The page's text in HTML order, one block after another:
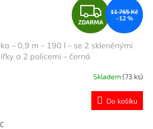
Z
D
A
R
M
A
ZDARMA
11 765 Kč
–12 %
– 0,9 m – 190 l – se 2 skleněnými
a 2 policemi – černá
Skladem(73 ks)
Do košíku